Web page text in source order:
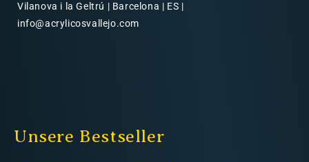
Vilanova i la Geltrú | Barcelona | ES |
info@acrylicosvallejo.com
Unsere Bestseller